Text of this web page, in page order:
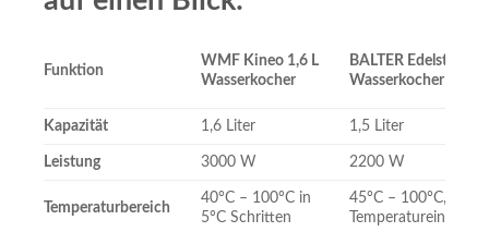
Funktion
WMF Kineo 1,6 L
Wasserkocher
BALTER Edelstahl
Wasserkocher
Kapazität 1,6 Liter 1,5 Liter
Leistung 3000 W 2200 W
Temperaturbereich
40°C – 100°C in
5°C Schritten
45°C – 100°C, 7